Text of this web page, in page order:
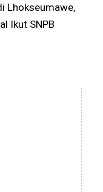
Lhokseumawe,
Ikut SNPB